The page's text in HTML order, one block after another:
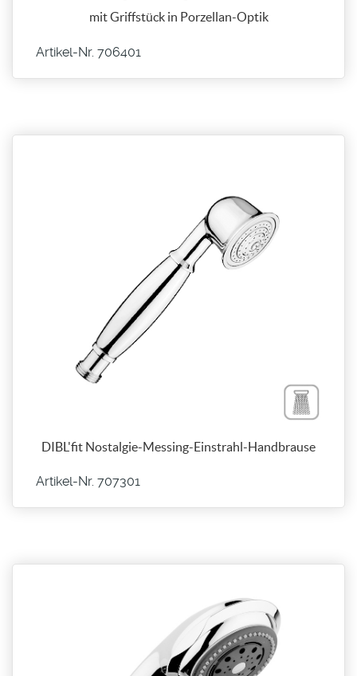
mit Griffstück in Porzellan-Optik
Artikel-Nr. 706401
DIBL'fit Nostalgie-Messing-Einstrahl-Handbrause
Artikel-Nr. 707301